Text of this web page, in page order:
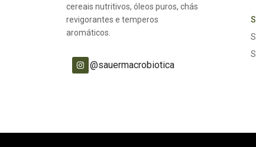
cereais nutritivos, óleos puros, chás
revigorantes e temperos
aromáticos.
@sauermacrobiotica